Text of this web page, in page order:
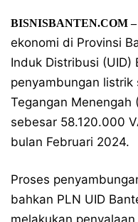
BISNISBANTEN.COM –
ekonomi di Provinsi
Induk Distribusi (UID)
penyambungan
Tegangan
sebesar 58.120.000
bulan Februari 2024.
Proses
bahkan PLN UID